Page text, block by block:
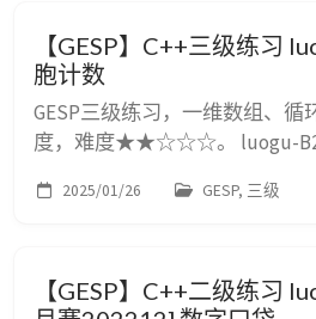
（第七、八、九、十天），每
这种工资发放模式会一直这样...
【GESP】C++三级练习
胞计数
GESP三级练习，一维数组、
度，难度★★☆☆☆。 luogu-
白细胞数量样本 $n$ 份，用于
样本，然后将剩余 $n-2$ 个有
2025/01/26 GESP, 三级
【GESP】C++二级练习